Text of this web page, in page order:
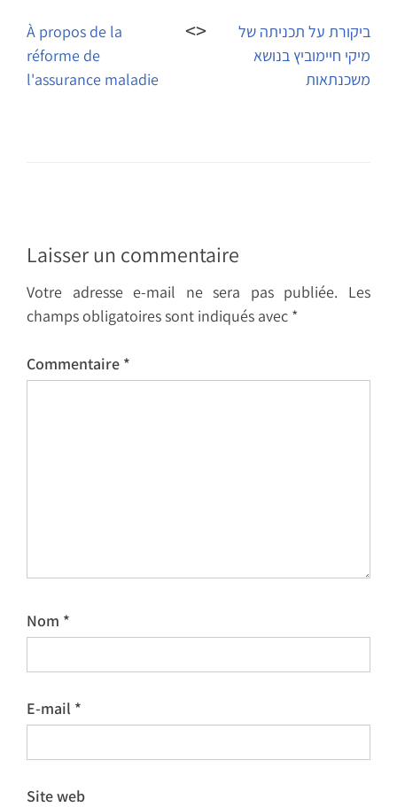
de
l’article
À propos de la
réforme de
l'assurance maladie
ביקורת על תכניתה של
מיקי חיימוביץ בנושא
משכנתאות
Laisser un commentaire
Votre adresse e-mail ne sera pas publiée.
Les
champs obligatoires sont indiqués avec *
Commentaire *
Nom *
E-mail *
Site web